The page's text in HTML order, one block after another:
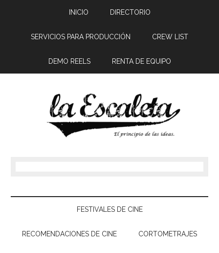
INICIO DIRECTORIO
SERVICIOS PARA PRODUCCIÓN CREW LIST
DEMO REELS RENTA DE EQUIPO
FESTIVALES DE CINE
RECOMENDACIONES DE CINE CORTOMETRAJES